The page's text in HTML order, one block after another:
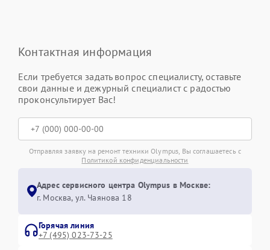
Контактная информация
Если требуется задать вопрос специалисту, оставьте
свои данные и дежурный специалист с радостью
проконсультирует Вас!
Отправляя заявку на ремонт техники Olympus, Вы соглашаетесь с
Политикой конфиденциальности
Адрес сервисного центра Olympus в Москве:
г. Москва, ул. Чаянова 18
Горячая линия
+7 (495) 023-73-25